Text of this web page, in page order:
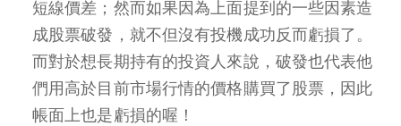
短線價差；然而如果因為上面提到的一些因素造
成股票破發，就不但沒有投機成功反而虧損了。
而對於想長期持有的投資人來說，破發也代表他
們用高於目前市場行情的價格購買了股票，因此
帳面上也是虧損的喔！